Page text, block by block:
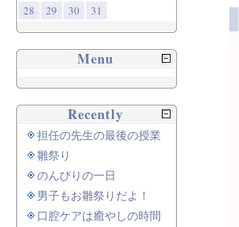
28
29 30 31
Menu
Recently
担任の先生の最後の授業
雛祭り
のんびりの一日
男子もお雛祭りだよ！
口腔ケアは癒やしの時間